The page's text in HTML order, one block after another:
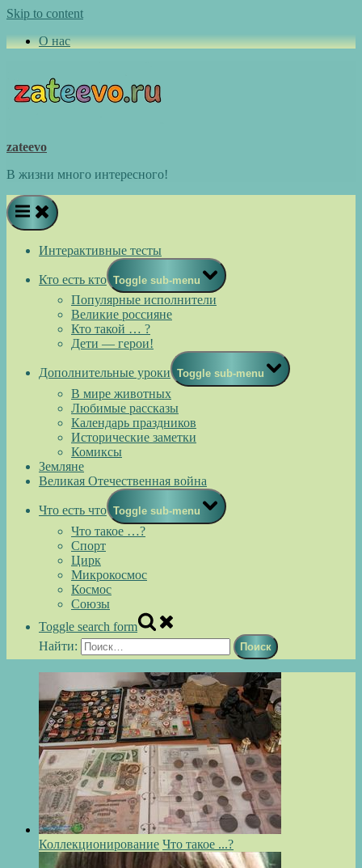
Skip to content
О нас
zateevo
В жизни много интересного!
Интерактивные тесты
Кто есть кто Toggle sub-menu
Популярные исполнители
Великие россияне
Кто такой … ?
Дети — герои!
Дополнительные уроки Toggle sub-menu
В мире животных
Любимые рассказы
Календарь праздников
Исторические заметки
Комиксы
Земляне
Великая Отечественная война
Что есть что Toggle sub-menu
Что такое …?
Спорт
Цирк
Микрокосмос
Космос
Союзы
Toggle search form
Найти:
Коллекционирование Что такое ...?